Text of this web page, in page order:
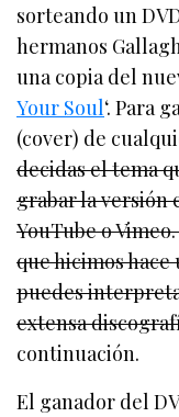
sorteando un
hermanos
una copia del
Your Soul‘. Para
(cover) de
decidas el tema
grabar la versión
YouTube o
que hicimos
puedes
extensa
continuación.
El ganador del